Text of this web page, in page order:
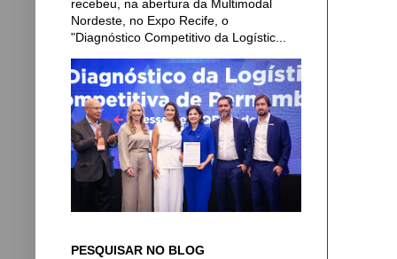
recebeu, na abertura da Multimodal
Nordeste, no Expo Recife, o
"Diagnóstico Competitivo da Logístic...
PESQUISAR NO BLOG